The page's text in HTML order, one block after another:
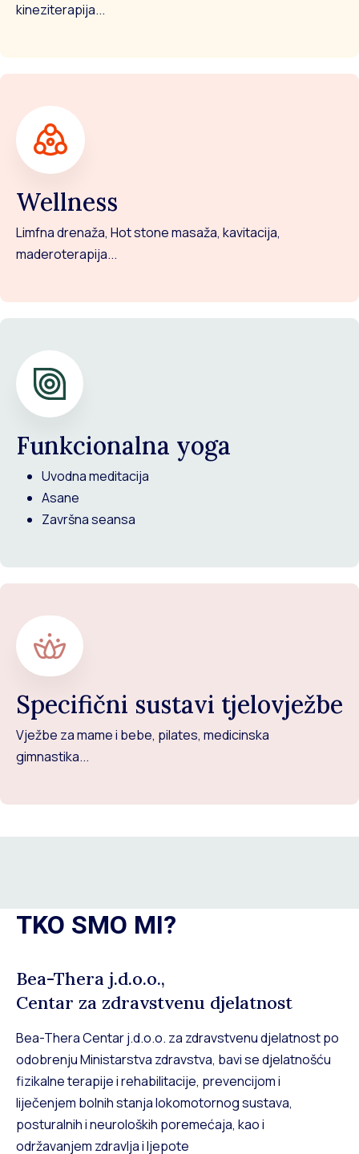
kineziterapija...
Wellness
Limfna drenaža, Hot stone masaža, kavitacija,
maderoterapija...
Funkcionalna yoga
Uvodna meditacija
Asane
Završna seansa
Specifični sustavi tjelovježbe
Vježbe za mame i bebe, pilates, medicinska
gimnastika...
TKO SMO MI?
Bea-Thera j.d.o.o.,
Centar za zdravstvenu djelatnost
Bea-Thera Centar j.d.o.o. za zdravstvenu djelatnost po
odobrenju Ministarstva zdravstva, bavi se djelatnošću
fizikalne terapije i rehabilitacije, prevencijom i
liječenjem bolnih stanja lokomotornog sustava,
posturalnih i neuroloških poremećaja, kao i
održavanjem zdravlja i ljepote